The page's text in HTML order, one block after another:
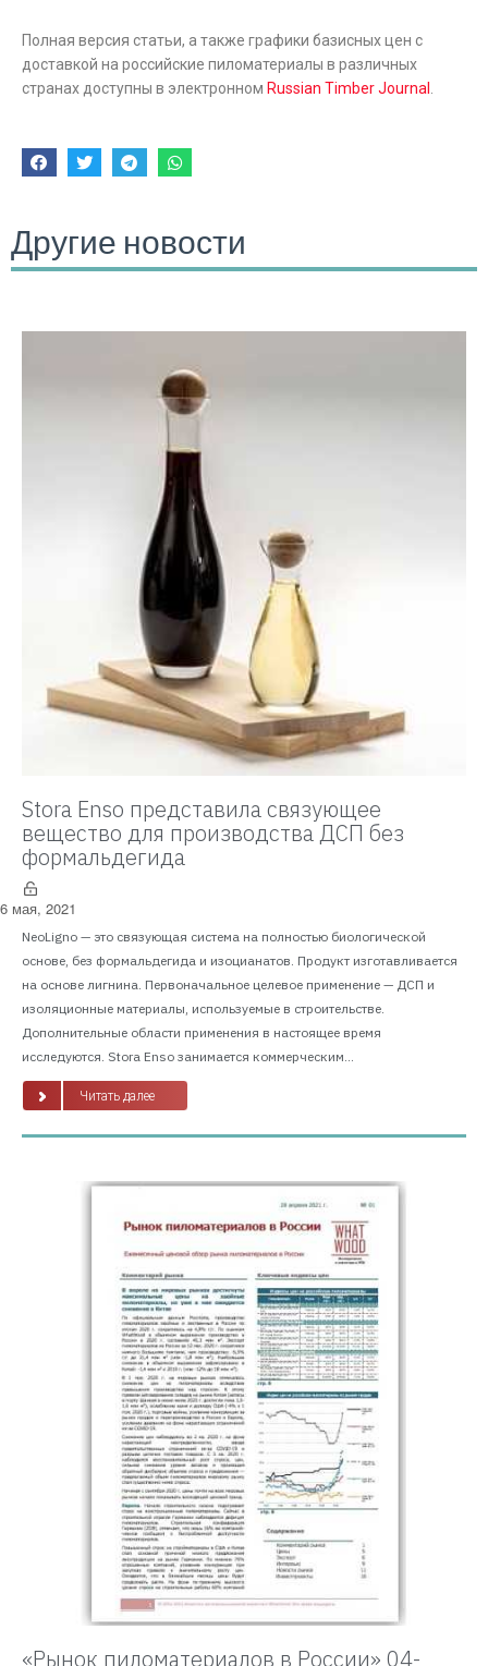
Полная версия статьи, а также графики базисных цен с
доставкой на российские пиломатериалы в различных
странах доступны в электронном Russian Timber Journal
Другие новости
Stora Enso представила связующее
вещество для производства ДСП без
формальдегида
6 мая, 2021
NeoLigno — это связующая система на полностью биологической
основе, без формальдегида и изоцианатов. Продукт изготавливается
на основе лигнина. Первоначальное целевое применение — ДСП и
изоляционные материалы, используемые в строительстве.
Дополнительные области применения в настоящее время
исследуются. Stora Enso занимается коммерческим...
Читать далее
«Рынок пиломатериалов в России» 04-